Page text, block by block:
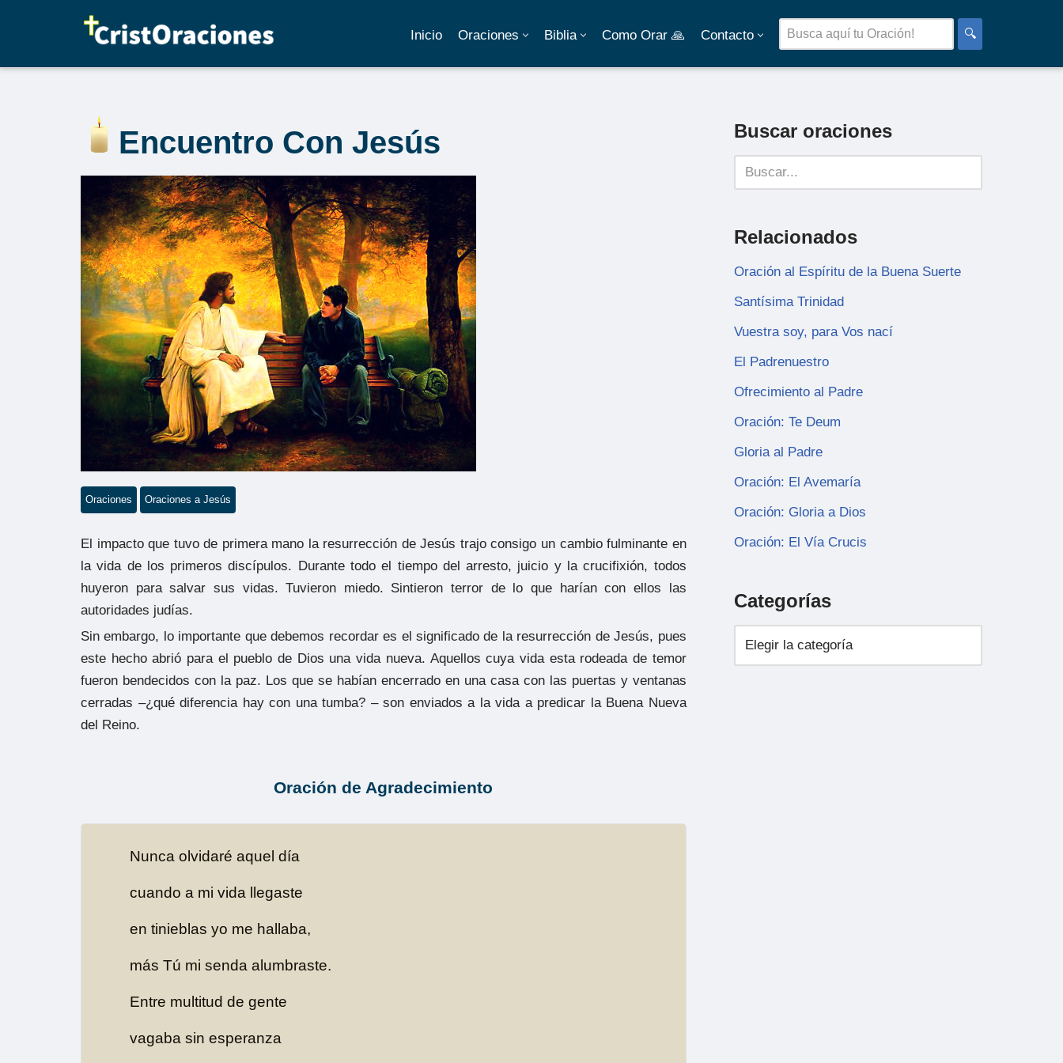
al
Inicio Oraciones Biblia Como Orar 🙏 Contacto 🔍
Encuentro Con Jesús
Oraciones Oraciones a Jesús
El impacto que tuvo de primera mano la resurrección de Jesús trajo consigo un cambio fulminante en
la vida de los primeros discípulos. Durante todo el tiempo del arresto, juicio y la crucifixión, todos
huyeron para salvar sus vidas. Tuvieron miedo. Sintieron terror de lo que harían con ellos las
autoridades judías.
Sin embargo, lo importante que debemos recordar es el significado de la resurrección de Jesús, pues
este hecho abrió para el pueblo de Dios una vida nueva. Aquellos cuya vida esta rodeada de temor
fueron bendecidos con la paz. Los que se habían encerrado en una casa con las puertas y ventanas
cerradas –¿qué diferencia hay con una tumba? – son enviados a la vida a predicar la Buena Nueva
del Reino.
Oración de Agradecimiento
Nunca olvidaré aquel día
cuando a mi vida llegaste
en tinieblas yo me hallaba,
más Tú mi senda alumbraste.
Entre multitud de gente
vagaba sin esperanza
Buscar oraciones
Relacionados
Oración al Espíritu de la Buena Suerte
Santísima Trinidad
Vuestra soy, para Vos nací
El Padrenuestro
Ofrecimiento al Padre
Oración: Te Deum
Gloria al Padre
Oración: El Avemaría
Oración: Gloria a Dios
Oración: El Vía Crucis
Categorías